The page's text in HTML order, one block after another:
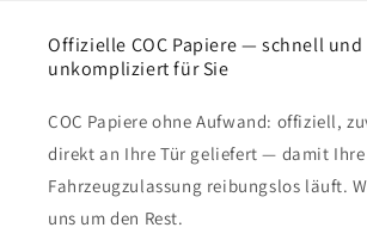
Offizielle COC Papiere — schnell und
unkompliziert für Sie
COC Papiere ohne Aufwand: offiziell,
direkt an Ihre Tür geliefert — damit Ihre
Fahrzeugzulassung reibungslos läuft.
uns um den Rest.